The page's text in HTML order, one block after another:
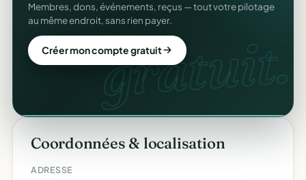
gratuit.
Membres, dons, événements, reçus — tout votre pilotage
au même endroit, sans rien payer.
Créer mon compte gratuit
Générés et envoyés à vos donateurs en un clic,
conformes au modèle officiel n°11580.
Automatiser mes reçus
Coordonnées & localisation
ADRESSE